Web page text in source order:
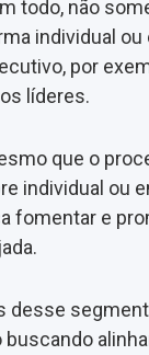
todo, não
individual
por
líderes.
que o
individual ou
fomentar e
desse